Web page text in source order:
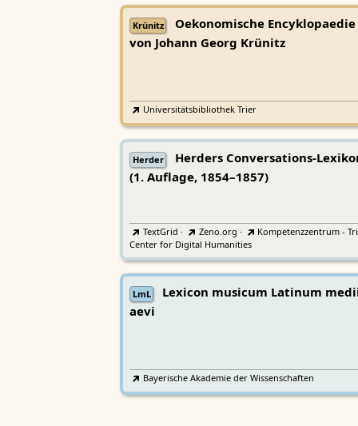
Krünitz
Oekonomische Encyklopaedie
von Johann Georg Krünitz
Universitätsbibliothek Trier
Herder
Herders Conversations-
(1. Auflage, 1854–1857)
TextGrid · Zeno.org ·
Kompetenzzentrum -
Center for Digital Humanities
LmL
Lexicon musicum Latinum
aevi
Bayerische Akademie der Wissenschaften